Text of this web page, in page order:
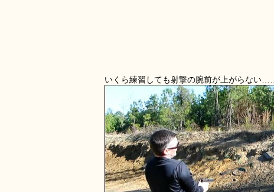
いくら練習しても射撃の腕前が上がらない……